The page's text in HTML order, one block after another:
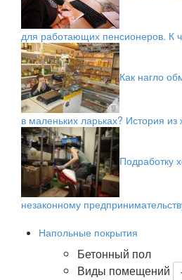
для работающих пенсионеров. К
Как нагло
в маленьких ларьках? История из
Подработку
незаконному
Напольные покрытия
Бетонный пол
Виды помещений